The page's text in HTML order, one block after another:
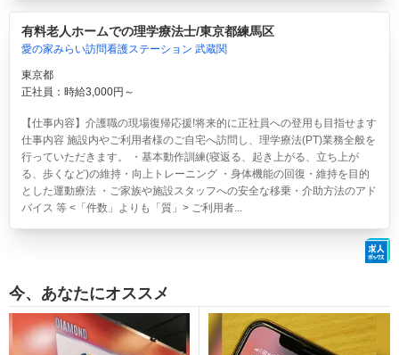
有料老人ホームでの理学療法士/東京都練馬区
愛の家みらい訪問看護ステーション 武蔵関
東京都
正社員：時給3,000円～
【仕事内容】介護職の現場復帰応援!将来的に正社員への登用も目指せます
仕事内容 施設内やご利用者様のご自宅へ訪問し、理学療法(PT)業務全般を
行っていただきます。 ・基本動作訓練(寝返る、起き上がる、立ち上が
る、歩くなど)の維持・向上トレーニング ・身体機能の回復・維持を目的
とした運動療法 ・ご家族や施設スタッフへの安全な移乗・介助方法のアド
バイス 等 <「件数」よりも「質」> ご利用者...
今、あなたにオススメ